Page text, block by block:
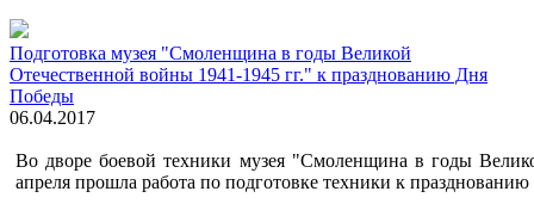
Подготовка музея "Смоленщина в годы Великой
Отечественной войны 1941-1945 гг." к празднованию Дня
Победы
06.04.2017
Во дворе боевой техники музея "Смоленщина в годы
апреля прошла работа по подготовке техники к